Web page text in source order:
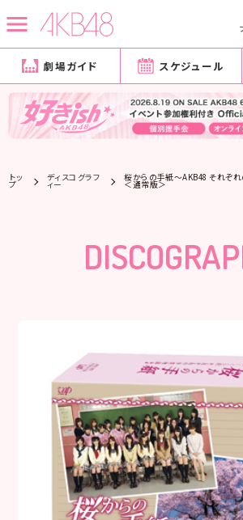
劇場ガイド スケジュール
トッ
プ
ディスコグラフ
ィー
桜からの手紙～AKB48 それぞ
＜通常版＞